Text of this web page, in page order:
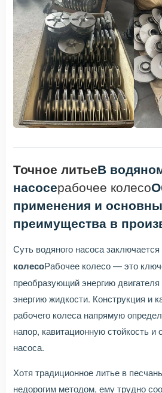
Точное литьеВ
насосерабочее колесо
применения и
преимущества в
Суть водяного насоса заключается
колесоРабочее колесо — это
преобразующий энергию
энергию жидкости. Конструкция и
рабочего колеса напрямую
напор, кавитационную стойкость
насоса.
Хотя традиционное литье в
недорогим методом, ему трудно